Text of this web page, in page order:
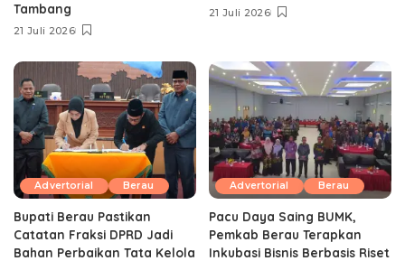
Tambang
21 Juli 2026
21 Juli 2026
Advertorial Berau
Bupati Berau Pastikan
Catatan Fraksi DPRD Jadi
Bahan Perbaikan Tata Kelola
Advertorial Berau
Pacu Daya Saing BUMK,
Pemkab Berau Terapkan
Inkubasi Bisnis Berbasis Riset